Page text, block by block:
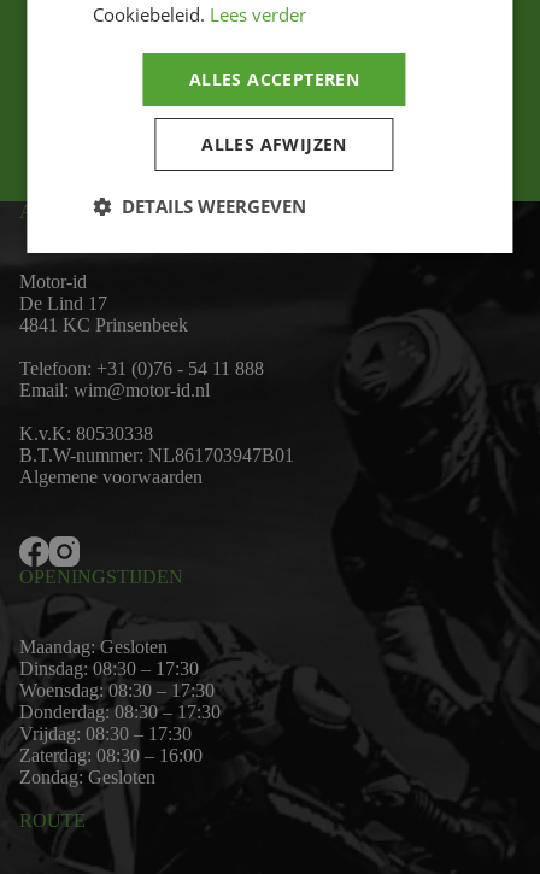
ADRES
Motor-id
De Lind 17
4841 KC Prinsenbeek
Telefoon: +31 (0)76 - 54 11 888
Email: wim@motor-id.nl
K.v.K: 80530338
B.T.W-nummer: NL861703947B01
Algemene voorwaarden
OPENINGSTIJDEN
Maandag: Gesloten
Dinsdag: 08:30 – 17:30
Woensdag: 08:30 – 17:30
Donderdag: 08:30 – 17:30
Vrijdag: 08:30 – 17:30
Zaterdag: 08:30 – 16:00
Zondag: Gesloten
ROUTE
Cookiebeleid. Lees verder
ALLES ACCEPTEREN
ALLES AFWIJZEN
DETAILS WEERGEVEN